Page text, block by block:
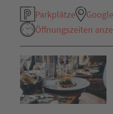
Parkplätze
Öffnungszeiten